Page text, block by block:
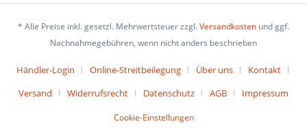
* Alle Preise inkl. gesetzl. Mehrwertsteuer zzgl.Versandkosten und ggf.
Nachnahmegebühren, wenn nicht anders beschrieben
Händler-Login Online-Streitbeilegung Über uns
Kontakt
Versand
Widerrufsrecht Datenschutz AGB Impressum
Cookie-Einstellungen